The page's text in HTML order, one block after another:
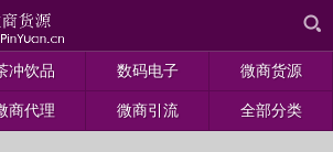
冲饮品 数码电子 微商货源
商代理 微商引流 全部分类